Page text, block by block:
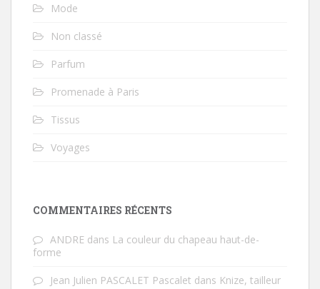
Mode
Non classé
Parfum
Promenade à Paris
Tissus
Voyages
COMMENTAIRES RÉCENTS
ANDRE dans La couleur du chapeau haut-de-
forme
Jean Julien PASCALET Pascalet dans Knize, tailleur